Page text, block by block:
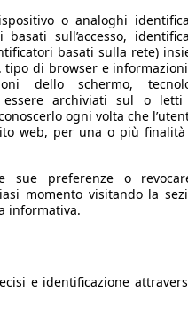
(231 PS)
h
o analoghi
sull’accesso,
basati sulla rete)
tipo di browser e
dello schermo,
essere archiviati sul o
ogni volta che
web, per una o più
sue preferenze o
momento visitando la
informativa.
e identificazione